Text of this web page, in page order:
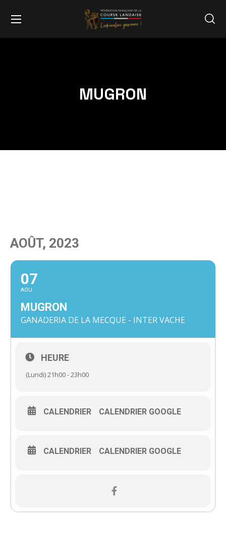
MUGRON
AOÛT, 2023
07
AOU
MUGRON
GANADERIA DE LA MECQUE - INTER VACHE
HEURE
(Lundi) 21h00 - 23h00
CALENDRIER CALENDRIER GOOGLE
CALENDRIER CALENDRIER GOOGLE